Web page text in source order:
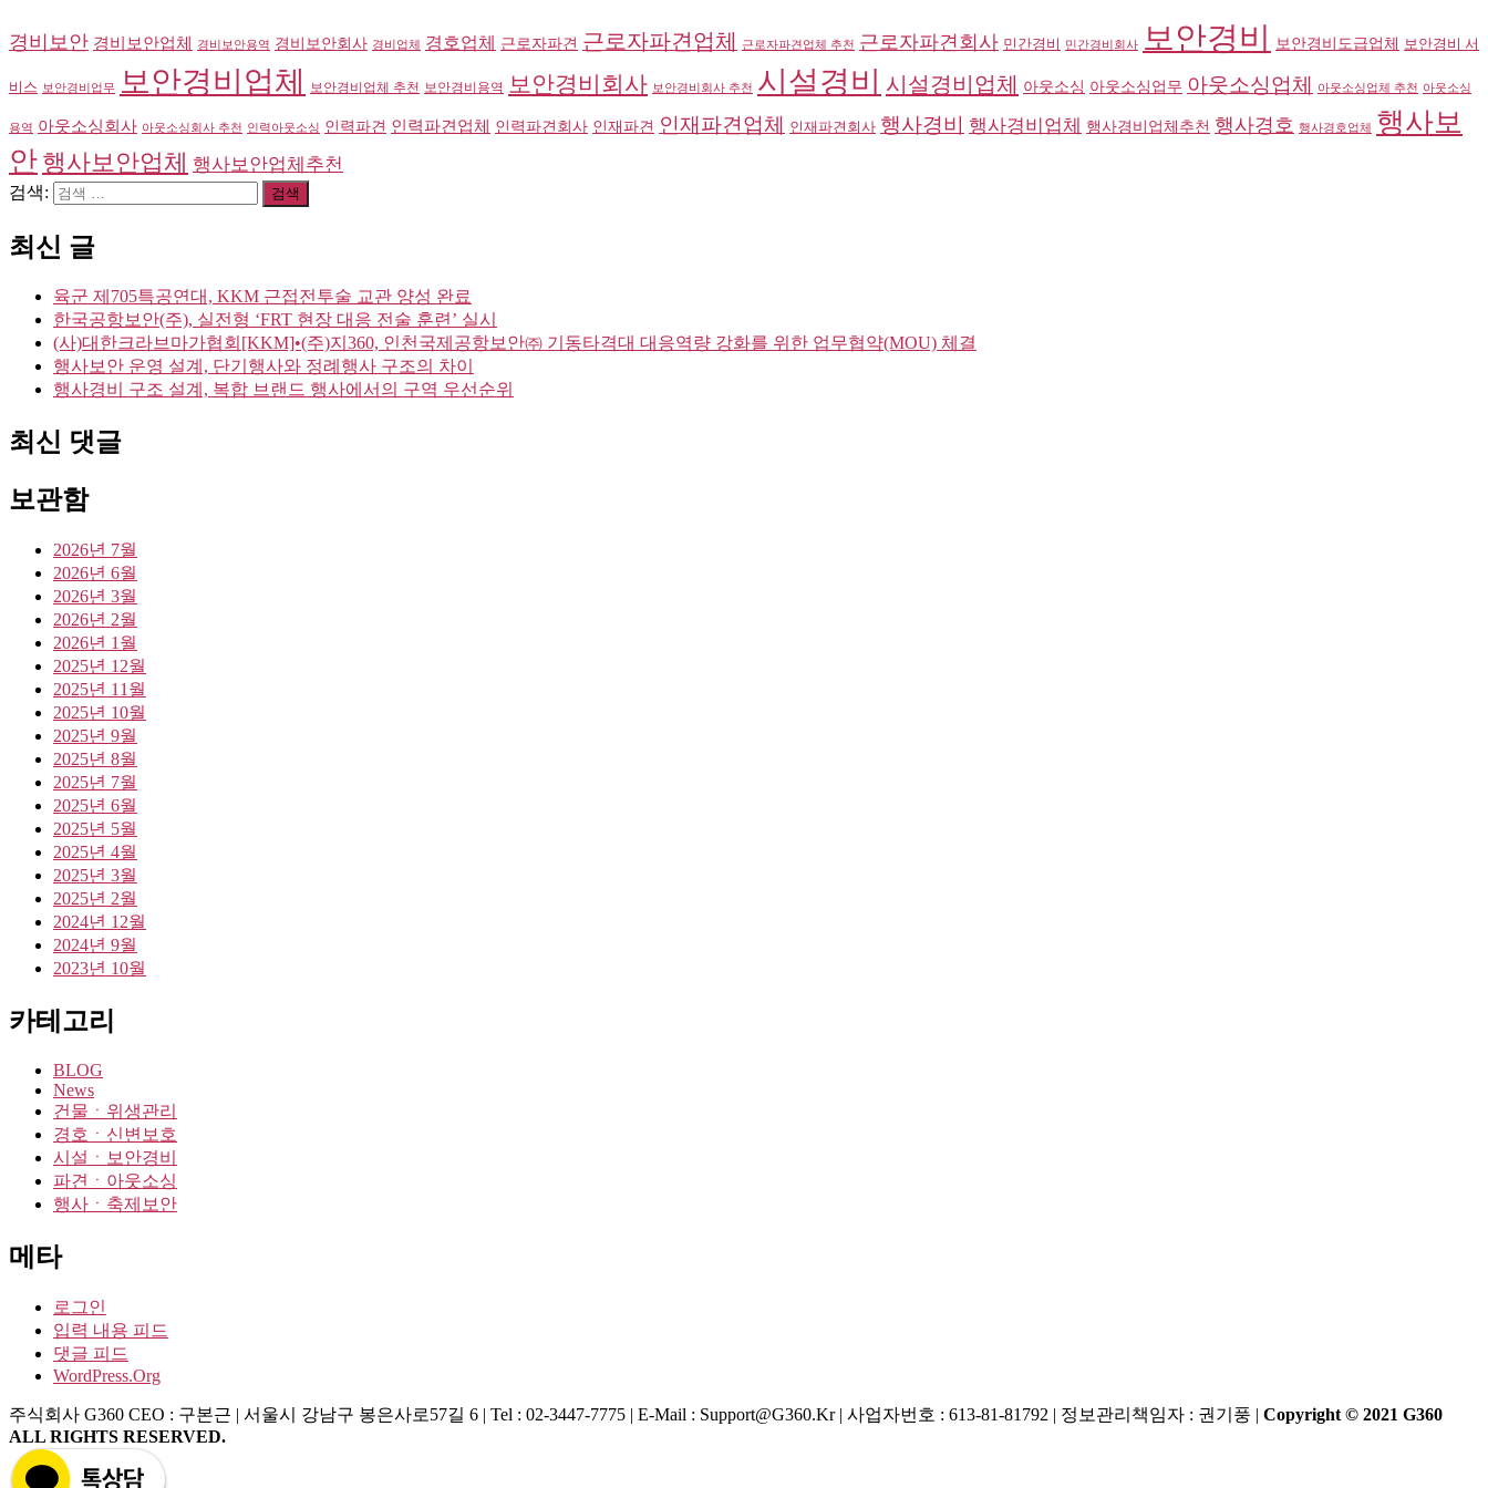
경비보안 경비보안업체 경비보안용역 경비보안회사 경비업체 경호업체 근로자파견 근로자파견업체 근로자파견업체 추천 근로자파견회사 민간경비 민간경비회사 보안경비 보안경비도급업체 보안경비 서
비스 보안경비업무 보안경비업체 보안경비업체 추천 보안경비용역 보안경비회사 보안경비회사 추천 시설경비 시설경비업체 아웃소싱 아웃소싱업무 아웃소싱업체 아웃소싱업체 추천 아웃소싱
용역 아웃소싱회사 아웃소싱회사 추천 인력아웃소싱 인력파견 인력파견업체 인력파견회사 인재파견 인재파견업체 인재파견회사 행사경비 행사경비업체 행사경비업체추천 행사경호 행사경호업체 행사보
안 행사보안업체 행사보안업체추천
검색:
최신 글
육군 제705특공연대, KKM 근접전투술 교관 양성 완료
한국공항보안(주), 실전형 ‘FRT 현장 대응 전술 훈련’ 실시
(사)대한크라브마가협회[KKM]•(주)지360, 인천국제공항보안㈜ 기동타격대 대응역량 강화를 위한 업무협약(MOU) 체결
행사보안 운영 설계, 단기행사와 정례행사 구조의 차이
행사경비 구조 설계, 복합 브랜드 행사에서의 구역 우선순위
최신 댓글
보관함
2026년 7월
2026년 6월
2026년 3월
2026년 2월
2026년 1월
2025년 12월
2025년 11월
2025년 10월
2025년 9월
2025년 8월
2025년 7월
2025년 6월
2025년 5월
2025년 4월
2025년 3월
2025년 2월
2024년 12월
2024년 9월
2023년 10월
카테고리
BLOG
News
건물ㆍ위생관리
경호ㆍ신변보호
시설ㆍ보안경비
파견ㆍ아웃소싱
행사ㆍ축제보안
메타
로그인
입력 내용 피드
댓글 피드
WordPress.org
주식회사 G360 CEO : 구본근 | 서울시 강남구 봉은사로57길 6 | Tel : 02-3447-7775 | E-Mail : Support@g360.kr | 사업자번호 : 613-81-81792 | 정보관리책임자 : 권기풍 | Copyright © 2021 G360
ALL RIGHTS RESERVED.